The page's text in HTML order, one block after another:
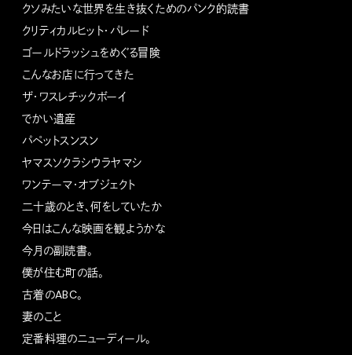
クソみたいな世界を生き抜くためのパンク的読書
クリティカルヒット・パレード
ゴールドラッシュをめぐる冒険
こんなお店に行ってきた
ザ・ワスレチックボーイ
でかい遺産
パペットスンスン
ヤマスソクラシウラヤマシ
ワンテーマ・オブジェクト
二十歳のとき、何をしていたか
今日はこんな映画を観ようかな
今月の副読書。
僕が住む町の話。
古着のABC。
妻のこと
定番料理のニューディール。